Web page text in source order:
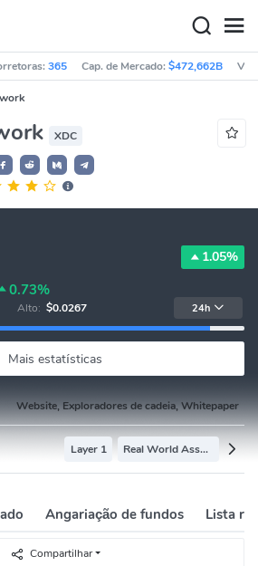
365 Cap. de Mercado:$472,662B Vol
XDC
1.05%
0.73%
Alto: $0.0267 24h
Mais estatísticas
Website, Exploradores de cadeia, Whitepaper
Layer 1 Real World Assets
Angariação de fundos Lista
Compartilhar